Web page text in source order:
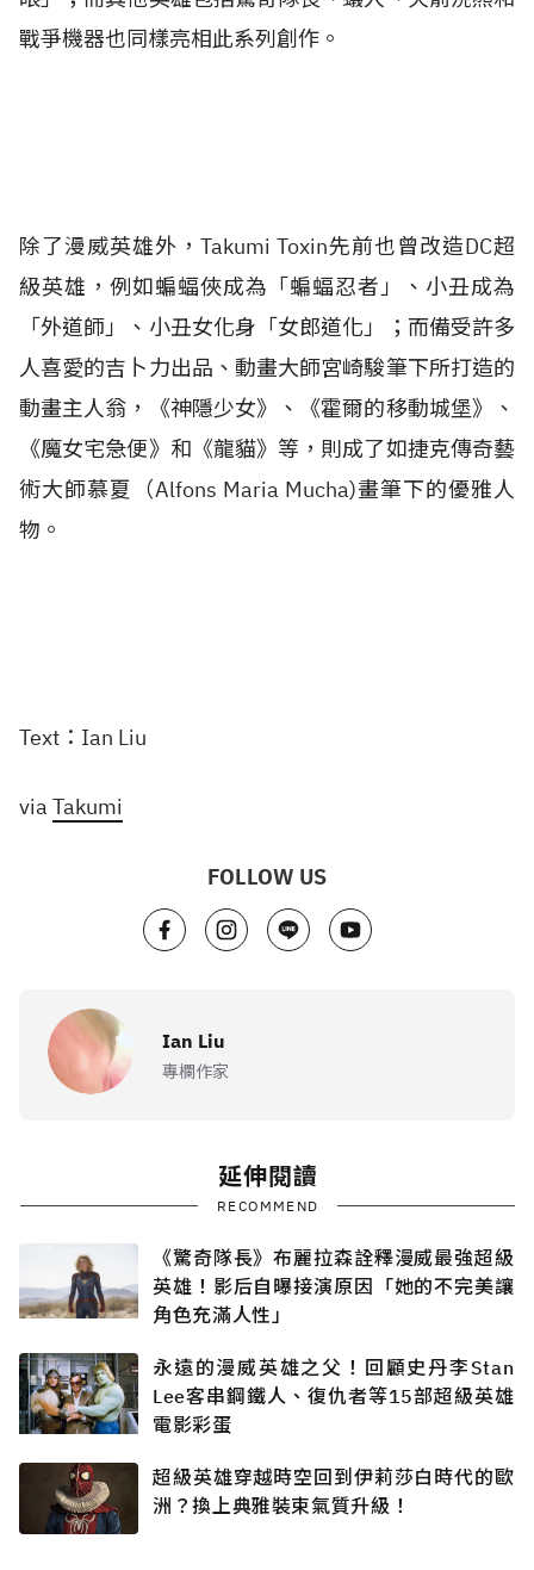
戰爭機器也同樣亮相此系列創作。
除了漫威英雄外，Takumi Toxin先前也曾改造DC超
級英雄，例如蝙蝠俠成為「蝙蝠忍者」、小丑成為
「外道師」、小丑女化身「女郎道化」；而備受許多
人喜愛的吉卜力出品、動畫大師宮崎駿筆下所打造的
動畫主人翁，《神隱少女》、《霍爾的移動城堡》、
《魔女宅急便》和《龍貓》等，則成了如捷克傳奇藝
術大師慕夏（Alfons Maria Mucha)畫筆下的優雅人
物。
Text：Ian Liu
via Takumi
FOLLOW US
Ian Liu
專欄作家
延伸閱讀
RECOMMEND
《驚奇隊長》布麗拉森詮釋漫威最強超級
英雄！影后自曝接演原因「她的不完美讓
角色充滿人性」
永遠的漫威英雄之父！回顧史丹李Stan
Lee客串鋼鐵人、復仇者等15部超級英雄
電影彩蛋
超級英雄穿越時空回到伊莉莎白時代的歐
洲？換上典雅裝束氣質升級！